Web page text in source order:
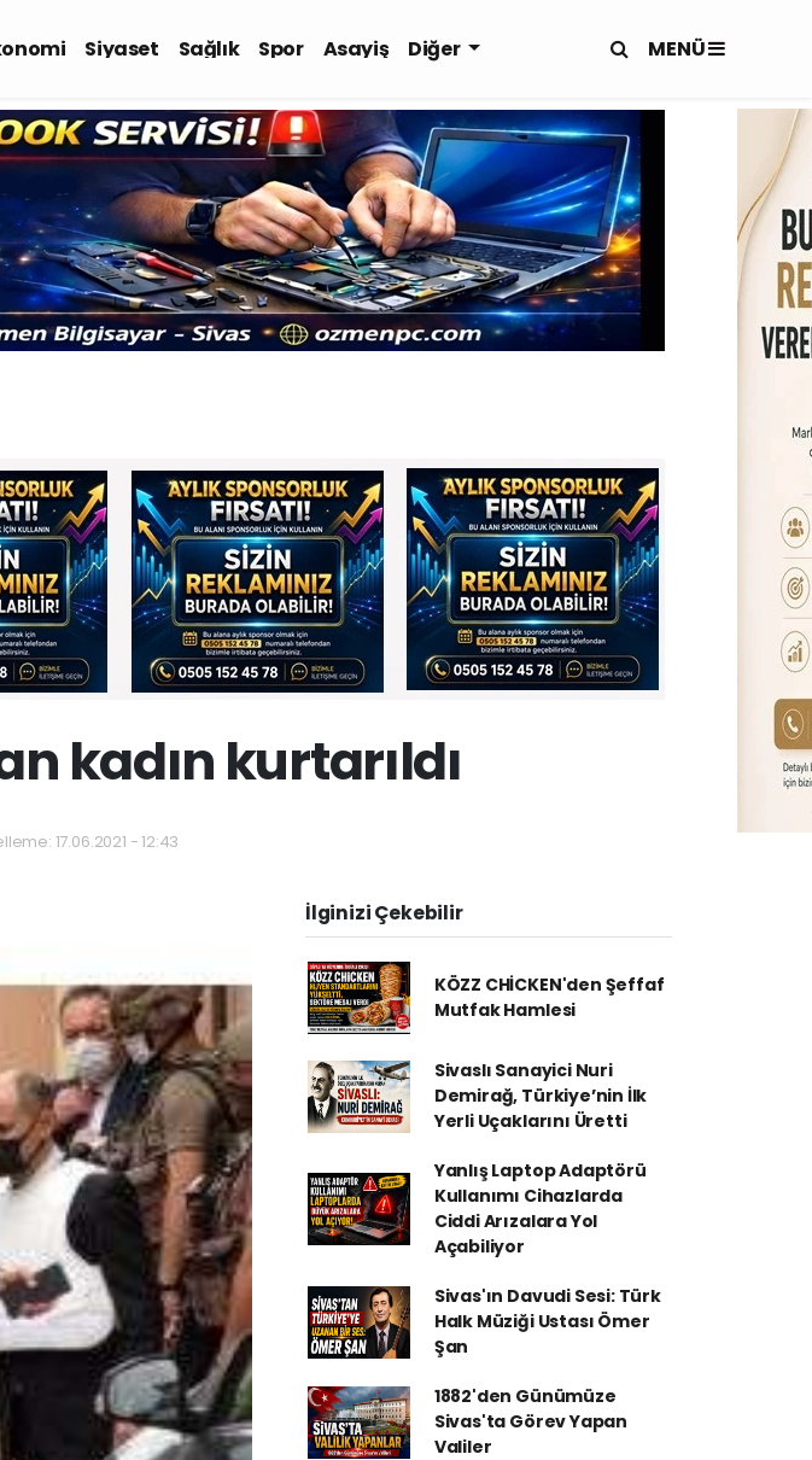
Siyaset Sağlık Spor Asayiş Diğer MENÜ
kadın kurtarıldı
17.06.2021 - 12:43
İlginizi Çekebilir
KÖZZ CHİCKEN'den Şeffaf
Mutfak Hamlesi
Sivaslı Sanayici Nuri
Demirağ, Türkiye’nin İlk
Yerli Uçaklarını Üretti
Yanlış Laptop Adaptörü
Kullanımı Cihazlarda
Ciddi Arızalara Yol
Açabiliyor
Sivas'ın Davudi Sesi: Türk
Halk Müziği Ustası Ömer
Şan
1882'den Günümüze
Sivas'ta Görev Yapan
Valiler